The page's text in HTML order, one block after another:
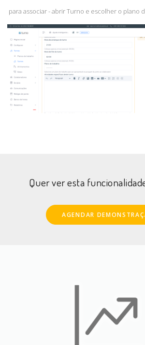
para associar - abrir Turno e escolher o plano
Quer ver esta
AGENDAR